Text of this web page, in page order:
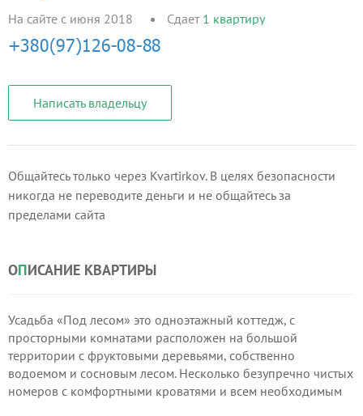
На сайте с июня 2018 Сдает 1 квартиру
Написать владельцу
Общайтесь только через Kvartirkov. В целях безопасности
никогда не переводите деньги и не общайтесь за
пределами сайта
ОПИСАНИЕ КВАРТИРЫ
Усадьба «Под лесом» это одноэтажный коттедж, с
просторными комнатами расположен на большой
территории с фруктовыми деревьями, собственно
водоемом и сосновым лесом. Несколько безупречно чистых
номеров с комфортными кроватями и всем необходимым